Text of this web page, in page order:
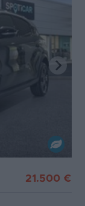
21.500 €